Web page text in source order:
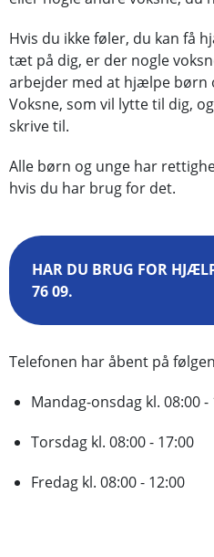
Hvis du ikke føler, du kan få
tæt på dig, er der nogle
arbejder med at hjælpe børn
Voksne, som vil lytte til dig,
skrive til.
Alle børn og unge har
hvis du har brug for det.
HAR DU BRUG FOR
76 09.
Telefonen har åbent på
Mandag-onsdag kl. 08:00 -
Torsdag kl. 08:00 - 17:00
Fredag kl. 08:00 - 12:00